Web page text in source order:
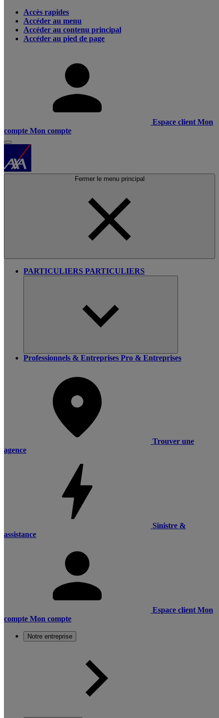
Accès rapides
Accéder au menu
Accéder au contenu principal
Accéder au pied de page
Espace client Mon
compte Mon compte
Fermer le menu principal
PARTICULIERS PARTICULIERS
Professionnels & Entreprises Pro & Entreprises
Trouver une
agence
Sinistre &
assistance
Espace client Mon
compte Mon compte
Notre entreprise